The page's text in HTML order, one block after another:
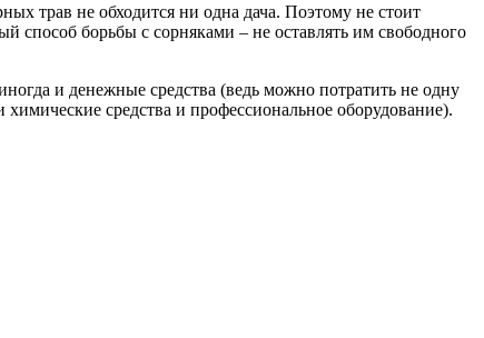
трав не обходится ни одна дача. Поэтому не стоит
способ борьбы с сорняками – не оставлять им свободного
и денежные средства (ведь можно потратить не одну
средства и профессиональное оборудование).